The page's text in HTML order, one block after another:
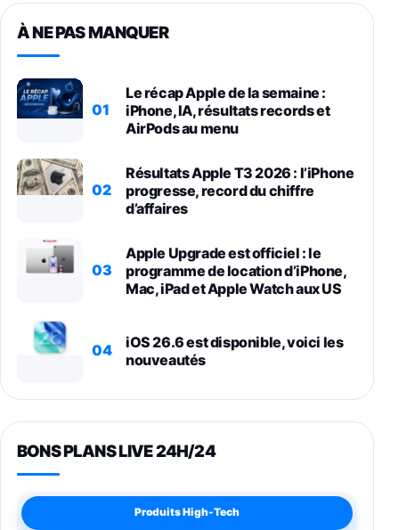
À NE PAS MANQUER
01
Le récap Apple de la semaine :
iPhone, IA, résultats records et
AirPods au menu
02
Résultats Apple T3 2026 : l’iPhone
progresse, record du chiffre
d’affaires
03
Apple Upgrade est officiel : le
programme de location d’iPhone,
Mac, iPad et Apple Watch aux US
04
iOS 26.6 est disponible, voici les
nouveautés
BONS PLANS LIVE 24H/24
Produits High-Tech